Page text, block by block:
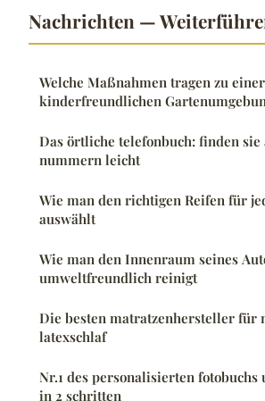
Nachrichten —
Welche Maßnahmen tragen zu
kinderfreundlichen
Das örtliche telefonbuch: finden sie
nummern leicht
Wie man den richtigen Reifen für
auswählt
Wie man den Innenraum seines
umweltfreundlich reinigt
Die besten matratzenhersteller für
latexschlaf
Nr.1 des personalisierten fotobuchs
in 2 schritten